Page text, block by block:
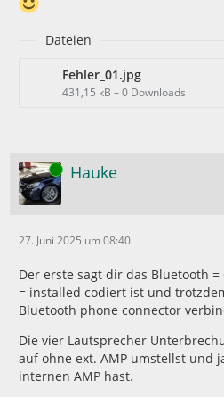
Dateien
Fehler_01.jpg
431,15 kB – 0 Downloads
Online Hauke
27. Juni 2025 um 08:40
Der erste sagt dir das Bluetooth =
= installed codiert ist und
Bluetooth phone connector
Die vier Lautsprecher
auf ohne ext. AMP umstellst und
internen AMP hast.